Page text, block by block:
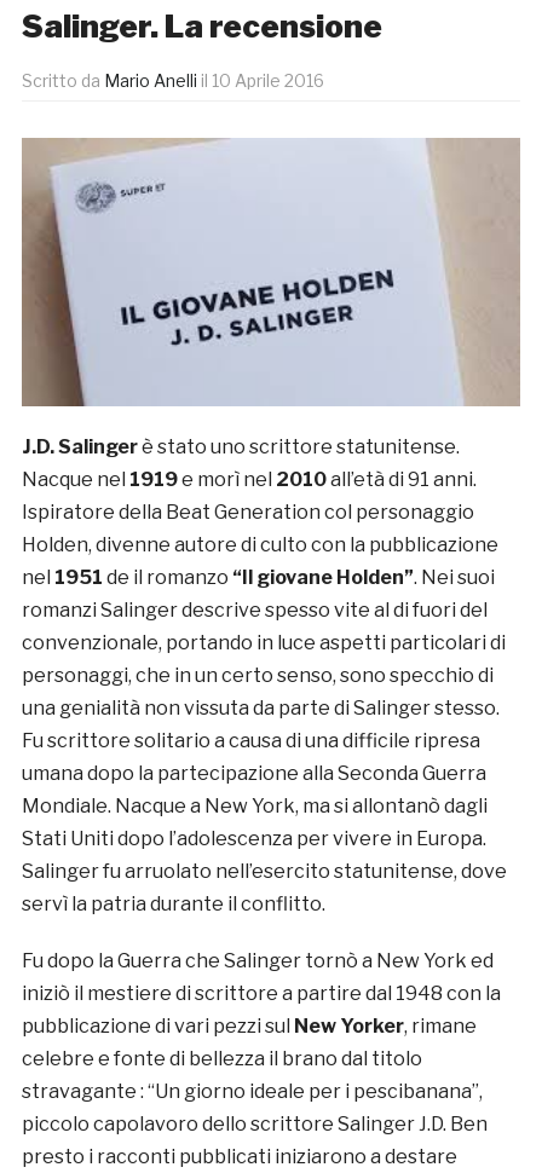
Salinger. La recensione
Scritto da Mario Anelli il 10 Aprile 2016
J.D. Salingerè stato uno scrittore statunitense.
Nacque nel 1919e morì nel 2010all’età di 91 anni.
Ispiratore della Beat Generation col personaggio
Holden, divenne autore di culto con la pubblicazione
nel 1951 de il romanzo “Il giovane Holden”. Nei suoi
romanzi Salinger descrive spesso vite al di fuori del
convenzionale, portando in luce aspetti particolari di
personaggi, che in un certo senso, sono specchio di
una genialità non vissuta da parte di Salinger stesso.
Fu scrittore solitario a causa di una difficile ripresa
umana dopo la partecipazione alla Seconda Guerra
Mondiale. Nacque a New York, ma si allontanò dagli
Stati Uniti dopo l’adolescenza per vivere in Europa.
Salinger fu arruolato nell’esercito statunitense, dove
servì la patria durante il conflitto.
Fu dopo la Guerra che Salinger tornò a New York ed
iniziò il mestiere di scrittore a partire dal 1948 con la
pubblicazione di vari pezzi sul New Yorker, rimane
celebre e fonte di bellezza il brano dal titolo
stravagante : “Un giorno ideale per i pescibanana”,
piccolo capolavoro dello scrittore Salinger J.D. Ben
presto i racconti pubblicati iniziarono a destare